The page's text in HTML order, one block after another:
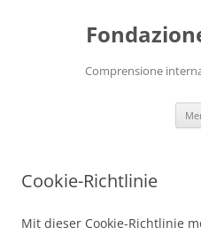
Comprensione
Cookie-Richtlinie
Mit dieser Cookie-Richtlinie